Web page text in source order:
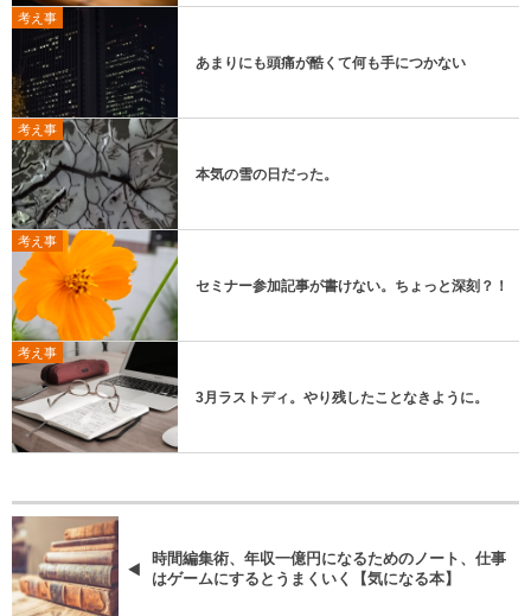
考え事
あまりにも頭痛が酷くて何も手につかない
考え事
本気の雪の日だった。
考え事
セミナー参加記事が書けない。ちょっと深刻？！
考え事
3月ラストディ。やり残したことなきように。
時間編集術、年収一億円になるためのノート、仕事
はゲームにするとうまくいく【気になる本】